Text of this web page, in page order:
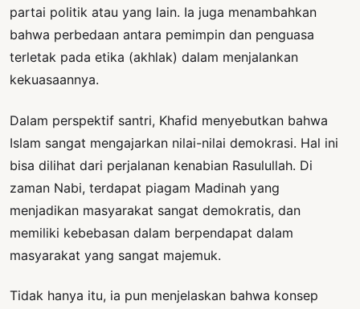
partai politik atau yang lain. Ia juga menambahkan
bahwa perbedaan antara pemimpin dan penguasa
terletak pada etika (akhlak) dalam menjalankan
kekuasaannya.
Dalam perspektif santri, Khafid menyebutkan bahwa
Islam sangat mengajarkan nilai-nilai demokrasi. Hal ini
bisa dilihat dari perjalanan kenabian Rasulullah. Di
zaman Nabi, terdapat piagam Madinah yang
menjadikan masyarakat sangat demokratis, dan
memiliki kebebasan dalam berpendapat dalam
masyarakat yang sangat majemuk.
Tidak hanya itu, ia pun menjelaskan bahwa konsep